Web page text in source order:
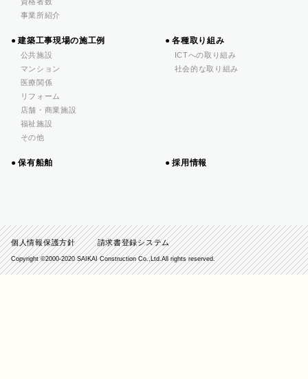
事業所紹介
建築工事現場の施工例
公共施設
マンション
医療関係
リフォーム
店舗・商業施設
福祉施設
その他
各種取り組み
ICTへの取り組み
社会的な取り組み
保有船舶 採用情報
個人情報保護方針 請求書登録システム
Copyright ©️2000-2020 SAIKAI Construction Co.,Ltd.All rights reserved.